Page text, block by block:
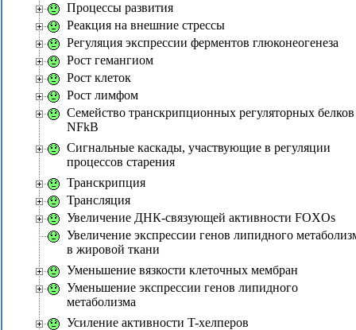
Процессы развития
Реакция на внешние стрессы
Регуляция экспрессии ферментов глюконеогенеза
Рост гемангиом
Рост клеток
Рост лимфом
Семейство транскрипционных регуляторных белков
NFkB
Сигнальные каскады, участвующие в регуляции
процессов старения
Транскрипция
Трансляция
Увеличение ДНК-связующей активности FOXOs
Увеличение экспрессии генов липидного
в жировой ткани
Уменьшение вязкости клеточных мембран
Уменьшение экспрессии генов липидного
метаболизма
Усиление активности T-хелперов